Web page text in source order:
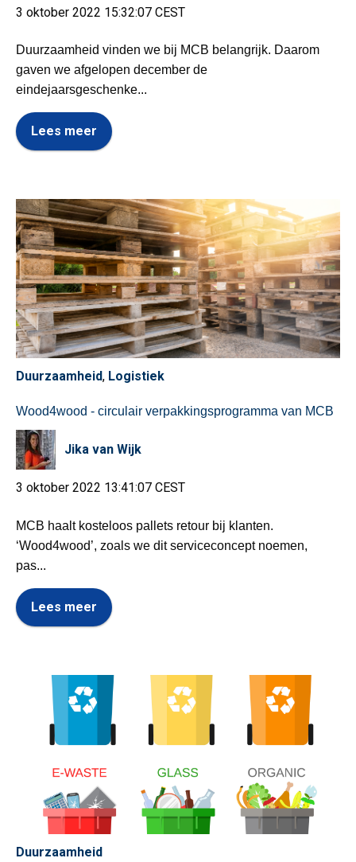
3 oktober 2022 15:32:07 CEST
Duurzaamheid vinden we bij MCB belangrijk. Daarom
gaven we afgelopen december de
eindejaarsgeschenke...
Lees meer
Duurzaamheid, Logistiek
Wood4wood - circulair verpakkingsprogramma van MCB
Jika van Wijk
3 oktober 2022 13:41:07 CEST
MCB haalt kosteloos pallets retour bij klanten.
‘Wood4wood’, zoals we dit serviceconcept noemen,
pas...
Lees meer
Duurzaamheid